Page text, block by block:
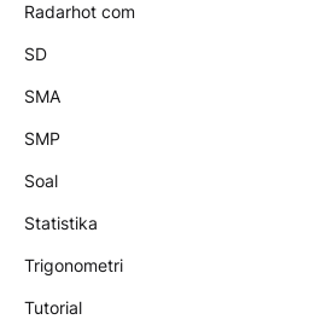
Radarhot com
SD
SMA
SMP
Soal
Statistika
Trigonometri
Tutorial